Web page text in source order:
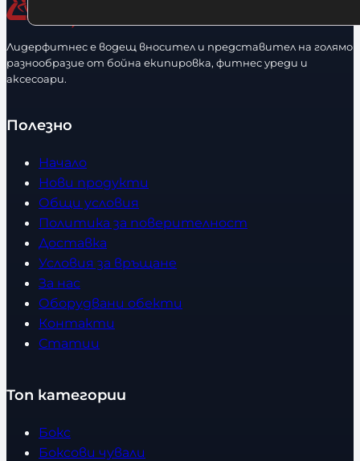
Лидерфитнес е водещ вносител и представител на голямо
разнообразие от бойна екипировка, фитнес уреди и
аксесоари.
Полезно
Начало
Нови продукти
Общи условия
Политика за поверителност
Доставка
Условия за връщане
За нас
Оборудвани обекти
Контакти
Статии
Топ категории
Бокс
Боксови чували